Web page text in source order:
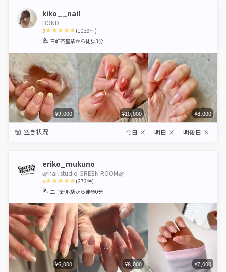
kiko__nail
BOND
5
1 2 3 4 5
(1039件)
三軒茶屋駅から徒歩3分
¥9,000 ¥10,000 ¥8,000
空き状況 今日 × 明日 × 明後日 ×
eriko_mukuno
🌿nail studio GREEN ROOM🌿
5
1 2 3 4 5
(273件)
二子新地駅から徒歩0分
¥6,000 ¥8,000 ¥7,000